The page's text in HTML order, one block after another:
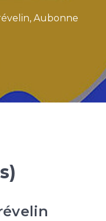
Aubonne